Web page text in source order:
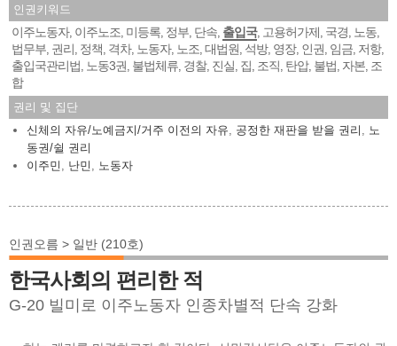
인권키워드
이주노동자, 이주노조 미등록 정부 단속 출입국, 고용허가제 국경 노동
법무부 권리 정책 격차, 노동자, 노조 대법원 석방, 영장, 인권 임금 저항,
출입국관리법 노동3권 불법체류 경찰, 진실 집 조직 탄압, 불법 자본 조
합
권리 및 집단
신체의 자유/노예금지/거주 이전의 자유
공정한 재판을 받을 권리
노
동권/쉴 권리
이주민
난민 노동자
인권오름 > 일반 (210호)
한국사회의 편리한 적
G-20 빌미로 이주노동자 인종차별적 단속 강화